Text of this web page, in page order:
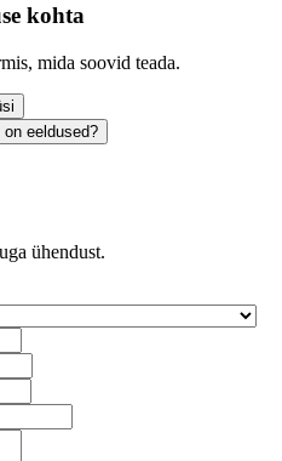
kohta
mida soovid teada.
on eeldused?
ühendust.